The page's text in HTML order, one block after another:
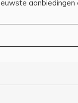
aanbiedingen